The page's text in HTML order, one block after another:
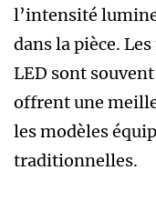
l’intensité
dans la pièce.
LED sont
offrent une
les modèles
traditionnelles.